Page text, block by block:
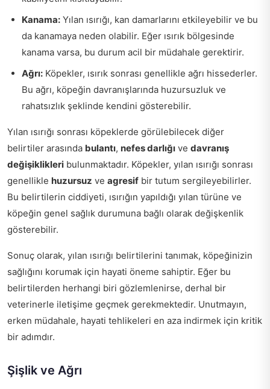
Kanama: Yılan ısırığı, kan damarlarını etkileyebilir ve bu
da kanamaya neden olabilir. Eğer ısırık bölgesinde
kanama varsa, bu durum acil bir müdahale gerektirir.
Ağrı: Köpekler, ısırık sonrası genellikle ağrı hissederler.
Bu ağrı, köpeğin davranışlarında huzursuzluk ve
rahatsızlık şeklinde kendini gösterebilir.
Yılan ısırığı sonrası köpeklerde görülebilecek diğer
belirtiler arasında bulantı, nefes darlığı ve davranış
değişiklikleri bulunmaktadır. Köpekler, yılan ısırığı sonrası
genellikle huzursuz ve agresif bir tutum sergileyebilirler.
Bu belirtilerin ciddiyeti, ısırığın yapıldığı yılan türüne ve
köpeğin genel sağlık durumuna bağlı olarak değişkenlik
gösterebilir.
Sonuç olarak, yılan ısırığı belirtilerini tanımak, köpeğinizin
sağlığını korumak için hayati öneme sahiptir. Eğer bu
belirtilerden herhangi biri gözlemlenirse, derhal bir
veterinerle iletişime geçmek gerekmektedir. Unutmayın,
erken müdahale, hayati tehlikeleri en aza indirmek için kritik
bir adımdır.
Şişlik ve Ağrı